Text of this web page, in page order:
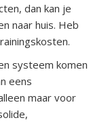
dan kan je
naar huis. Heb
systeem komen
eens
maar voor